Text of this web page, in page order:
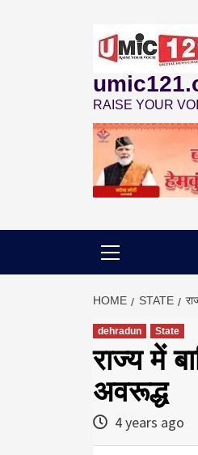
RAISE YOUR
HOME STATE
dehradun State
राज्य में
अवरूद्ध
4 years ago